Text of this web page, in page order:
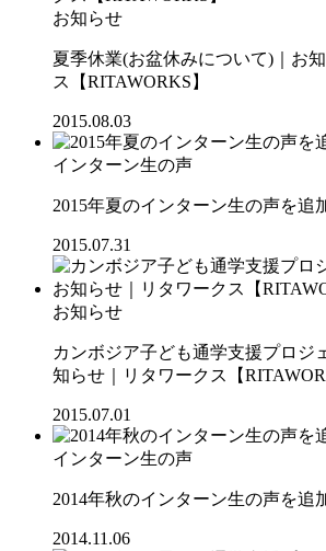
お知らせ
夏季休業(お盆休みについて)｜お
ス【RITAWORKS】
2015.08.03
インターン生の声
2015年夏のインターン生の声を追
2015.07.31
お知らせ
カンボジア子ども通学支援プロジ
知らせ｜リタワークス【
2015.07.01
インターン生の声
2014年秋のインターン生の声を追
2014.11.06